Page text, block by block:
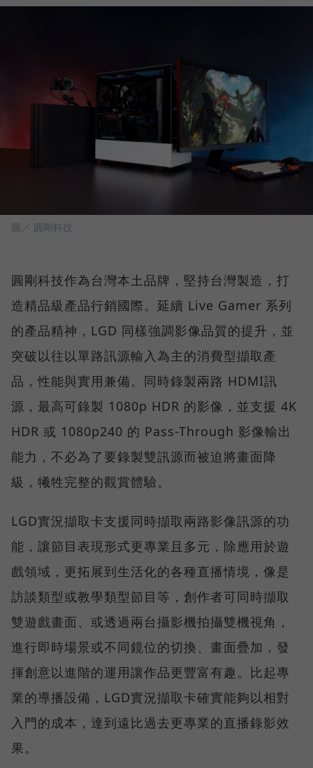
圖／ 圓剛科技
圓剛科技作為台灣本土品牌，堅持台灣製造，打
造精品級產品行銷國際。延續 Live Gamer 系列
的產品精神，LGD 同樣強調影像品質的提升，並
突破以往以單路訊源輸入為主的消費型擷取產
品，性能與實用兼備。同時錄製兩路 HDMI訊
源，最高可錄製 1080p HDR 的影像，並支援 4K
HDR 或 1080p240 的 Pass-Through 影像輸出
能力，不必為了要錄製雙訊源而被迫將畫面降
級，犧牲完整的觀賞體驗。
LGD實況擷取卡支援同時擷取兩路影像訊源的功
能，讓節目表現形式更專業且多元，除應用於遊
戲領域，更拓展到生活化的各種直播情境，像是
訪談類型或教學類型節目等，創作者可同時擷取
雙遊戲畫面、或透過兩台攝影機拍攝雙機視角，
進行即時場景或不同鏡位的切換、畫面疊加，發
揮創意以進階的運用讓作品更豐富有趣。比起專
業的導播設備，LGD實況擷取卡確實能夠以相對
入門的成本，達到遠比過去更專業的直播錄影效
果。